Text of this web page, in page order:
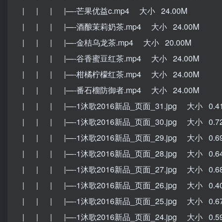
| | | |—-芒果优益c.mp4 大小 24.00M
| | | |—-酒酿茉莉奶茶.mp4 大小 24.00M
| | | |—-金桔乌龙茶.mp4 大小 20.00M
| | | |—-谷香蜜豆红茶.mp4 大小 24.00M
| | | |—-柑橘柠檬红茶.mp4 大小 24.00M
| | | |—-番石榴防御者.mp4 大小 24.00M
| | | |—-1沐歌2016新品_页面_31.jpg 大小
| | | |—-1沐歌2016新品_页面_30.jpg 大小
| | | |—-1沐歌2016新品_页面_29.jpg 大小
| | | |—-1沐歌2016新品_页面_28.jpg 大小
| | | |—-1沐歌2016新品_页面_27.jpg 大小
| | | |—-1沐歌2016新品_页面_26.jpg 大小
| | | |—-1沐歌2016新品_页面_25.jpg 大小
| | | |—-1沐歌2016新品_页面_24.jpg 大小